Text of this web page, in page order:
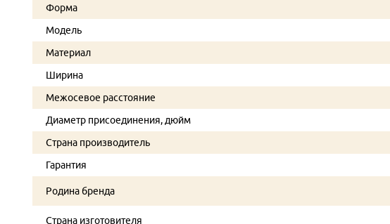
Форма
Модель
Материал
Ширина
Межосевое расстояние
Диаметр присоединения, дюйм
Страна производитель
Гарантия
Родина бренда
Страна изготовителя